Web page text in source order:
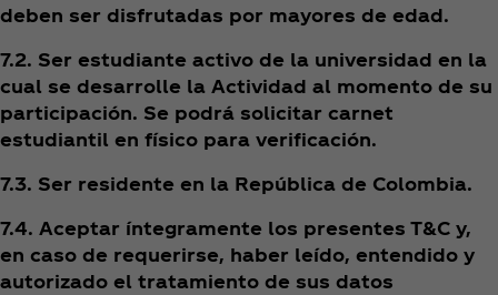
deben ser disfrutadas por mayores de edad.
7.2. Ser estudiante activo de la universidad en la
cual se desarrolle la Actividad al momento de su
participación. Se podrá solicitar carnet
estudiantil en físico para verificación.
7.3. Ser residente en la República de Colombia.
7.4. Aceptar íntegramente los presentes T&C y,
en caso de requerirse, haber leído, entendido y
autorizado el tratamiento de sus datos